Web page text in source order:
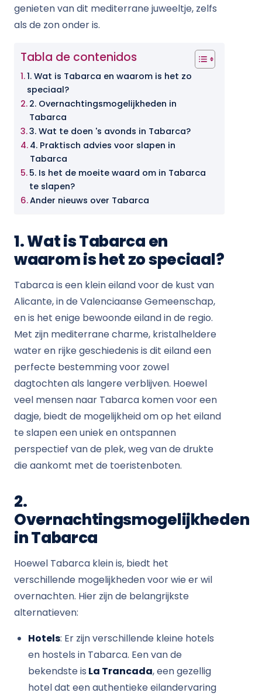
genieten van dit mediterrane juweeltje, zelfs
als de zon onder is.
Tabla de contenidos
1. Wat is Tabarca en waarom is het zo
speciaal?
2. Overnachtingsmogelijkheden in
Tabarca
3. Wat te doen 's avonds in Tabarca?
4. Praktisch advies voor slapen in
Tabarca
5. Is het de moeite waard om in Tabarca
te slapen?
Ander nieuws over Tabarca
1. Wat is Tabarca en
waarom is het zo speciaal?
Tabarca is een klein eiland voor de kust van
Alicante, in de Valenciaanse Gemeenschap,
en is het enige bewoonde eiland in de regio.
Met zijn mediterrane charme, kristalheldere
water en rijke geschiedenis is dit eiland een
perfecte bestemming voor zowel
dagtochten als langere verblijven. Hoewel
veel mensen naar Tabarca komen voor een
dagje, biedt de mogelijkheid om op het eiland
te slapen een uniek en ontspannen
perspectief van de plek, weg van de drukte
die aankomt met de toeristenboten.
2.
Overnachtingsmogelijkheden
in Tabarca
Hoewel Tabarca klein is, biedt het
verschillende mogelijkheden voor wie er wil
overnachten. Hier zijn de belangrijkste
alternatieven:
Hotels: Er zijn verschillende kleine hotels
en hostels in Tabarca. Een van de
bekendste is La Trancada, een gezellig
hotel dat een authentieke eilandervaring